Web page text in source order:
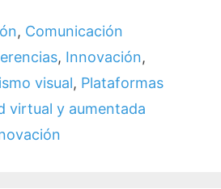
, Comunicación
, Innovación,
visual, Plataformas
virtual y aumentada